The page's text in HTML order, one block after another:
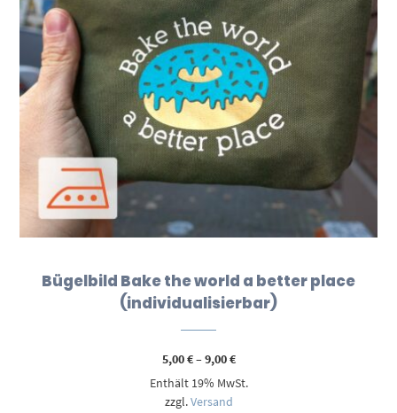
Bügelbild Bake the world a better place
(individualisierbar)
5,00€–9,00€Preisspanne:
bis
Enthält 19% MwSt.
zzgl.Versand